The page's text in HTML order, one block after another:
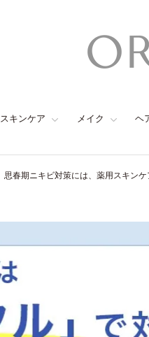
スキンケア メイク ヘ
思春期ニキビ対策には、薬用スキン